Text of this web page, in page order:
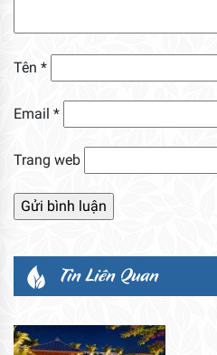
Tên *
Email *
Trang web
Tin Liên Quan